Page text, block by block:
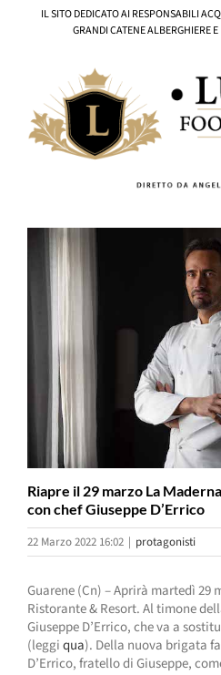
IL SITO DEDICATO AI RESPONSABILI
GRANDI CATENE ALBERGHIERE
Ingrandisci
immagine
Riapre il 29 marzo La
con chef Giuseppe D’Errico
22 Marzo 2022 16:02 | protagonisti
Guarene (Cn) – Aprirà martedì 29
Ristorante & Resort. Al timone
Giuseppe D’Errico, che va a
(leggiqua). Della nuova brigata
D’Errico, fratello di Giuseppe,